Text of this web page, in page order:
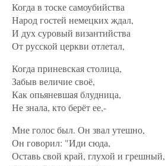
Когда в тоске самоубийства
Народ гостей немецких ждал,
И дух суровый византийства
От русской церкви отлетал,
Когда приневская столица,
Забыв величие своё,
Как опьяневшая блудница,
Не знала, кто берёт ее,-
Мне голос был. Он звал утешно,
Он говорил: "Иди сюда,
Оставь свой край, глухой и грешный,